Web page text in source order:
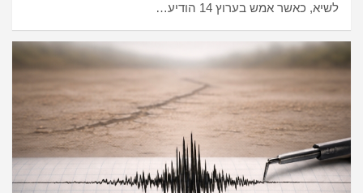
לשיא, כאשר אמש בערוץ 14 הודיע…